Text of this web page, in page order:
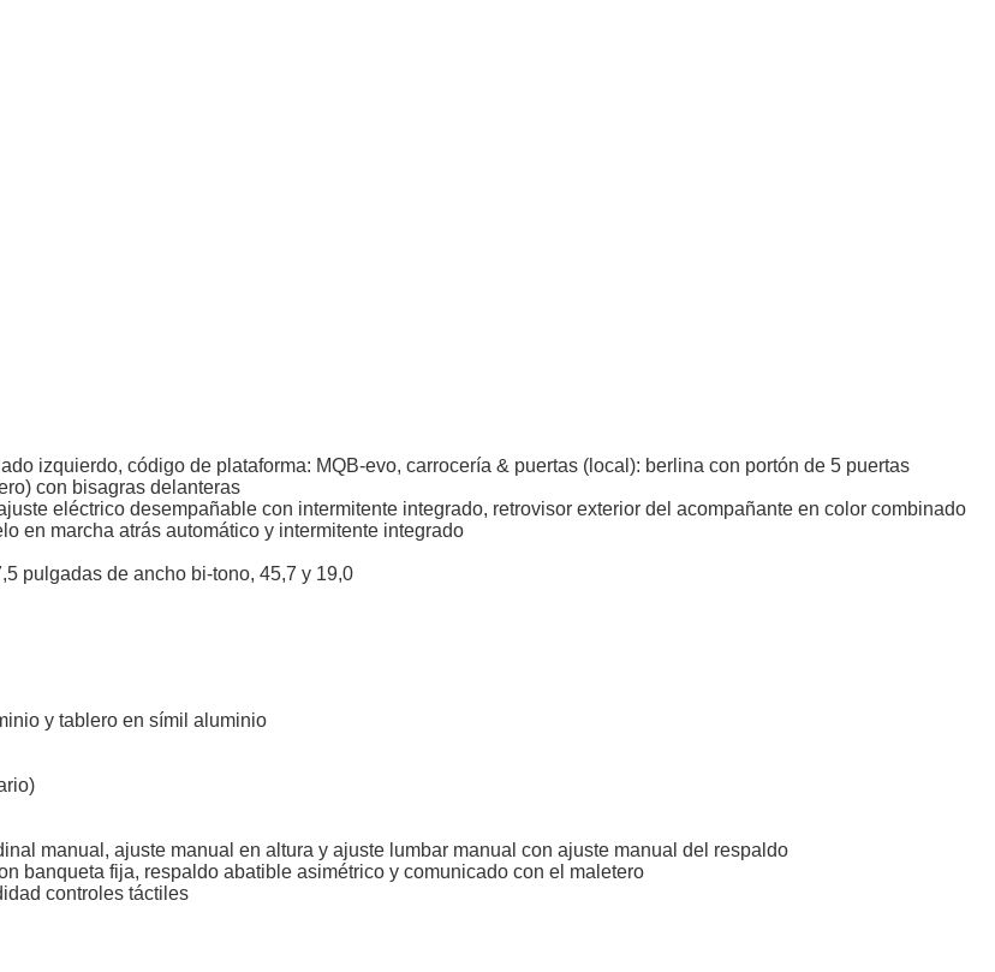
izquierdo, código de plataforma: MQB-evo, carrocería & puertas (local): berlina con portón de 5 puertas
con bisagras delanteras
eléctrico desempañable con intermitente integrado, retrovisor exterior del acompañante en color combinado
en marcha atrás automático y intermitente integrado
pulgadas de ancho bi-tono, 45,7 y 19,0
y tablero en símil aluminio
manual, ajuste manual en altura y ajuste lumbar manual con ajuste manual del respaldo
banqueta fija, respaldo abatible asimétrico y comunicado con el maletero
controles táctiles